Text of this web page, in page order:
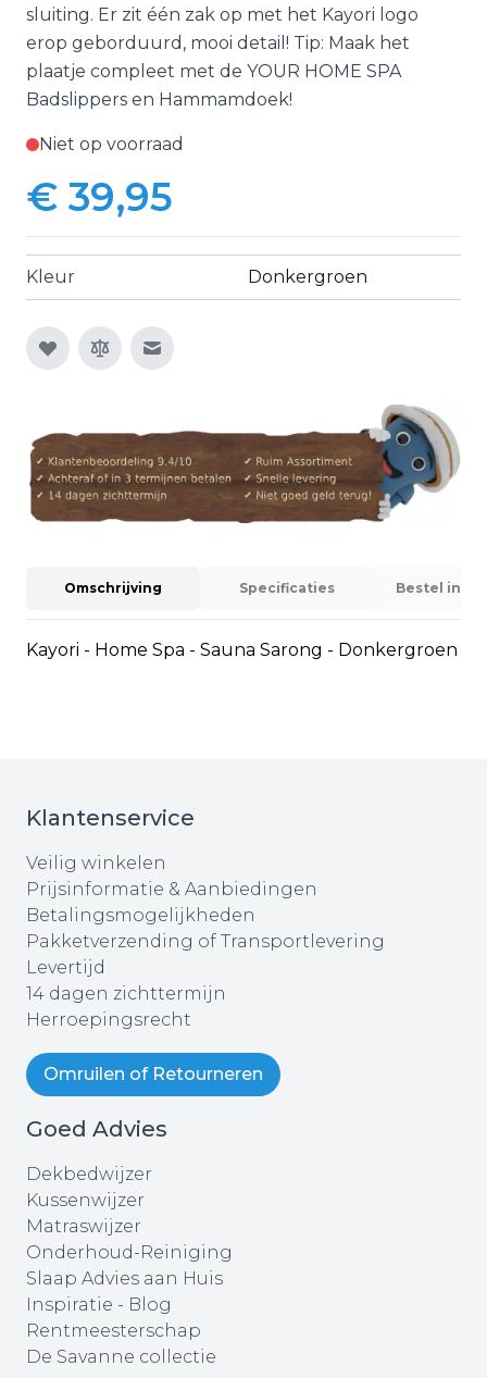
sluiting. Er zit één zak op met het Kayori logo
erop geborduurd, mooi detail! Tip: Maak het
plaatje compleet met de YOUR HOME SPA
Badslippers en Hammamdoek!
Niet op voorraad
€ 39,95
Kleur Donkergroen
E-mail naar een vriend
Omschrijving Specificaties Bestel
Kayori - Home Spa - Sauna Sarong - Donkergroen
Klantenservice
Veilig winkelen
Prijsinformatie & Aanbiedingen
Betalingsmogelijkheden
Pakketverzending of Transportlevering
Levertijd
14 dagen zichttermijn
Herroepingsrecht
Omruilen of Retourneren
Goed Advies
Dekbedwijzer
Kussenwijzer
Matraswijzer
Onderhoud-Reiniging
Slaap Advies aan Huis
Inspiratie - Blog
Rentmeesterschap
De Savanne collectie